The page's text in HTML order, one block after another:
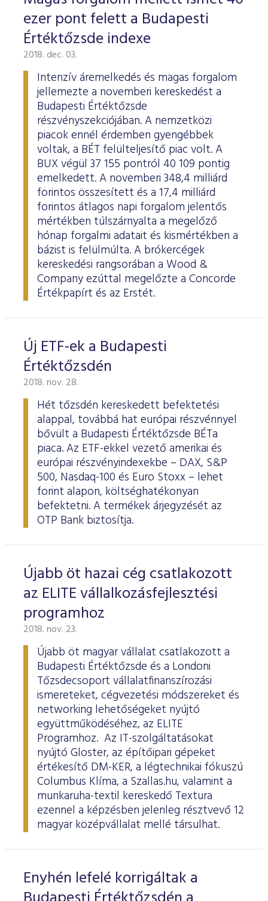
ESG Útmutató
ezer pont felett a Budapesti
Értéktőzsde indexe
2018. dec. 03.
Intenzív áremelkedés és magas forgalom
jellemezte a novemberi kereskedést a
Budapesti Értéktőzsde
részvényszekciójában. A nemzetközi
piacok ennél érdemben gyengébbek
voltak, a BÉT felülteljesítő piac volt. A
BUX végül 37 155 pontról 40 109 pontig
emelkedett. A novemberi 348,4 milliárd
forintos összesített és a 17,4 milliárd
forintos átlagos napi forgalom jelentős
mértékben túlszárnyalta a megelőző
hónap forgalmi adatait és kismértékben a
bázist is felülmúlta. A brókercégek
kereskedési rangsorában a Wood &
Company ezúttal megelőzte a Concorde
Értékpapírt és az Erstét.
Új ETF-ek a Budapesti
Értéktőzsdén
2018. nov. 28.
Hét tőzsdén kereskedett befektetési
alappal, továbbá hat európai részvénnyel
bővült a Budapesti Értéktőzsde BÉTa
piaca. Az ETF-ekkel vezető amerikai és
európai részvényindexekbe – DAX, S&P
500, Nasdaq-100 és Euro Stoxx – lehet
forint alapon, költséghatékonyan
befektetni. A termékek árjegyzését az
OTP Bank biztosítja.
Újabb öt hazai cég csatlakozott
az ELITE vállalkozásfejlesztési
programhoz
2018. nov. 23.
Újabb öt magyar vállalat csatlakozott a
Budapesti Értéktőzsde és a Londoni
Tőzsdecsoport vállalatfinanszírozási
ismereteket, cégvezetési módszereket és
networking lehetőségeket nyújtó
együttműködéséhez, az ELITE
Programhoz. Az IT-szolgáltatásokat
nyújtó Gloster, az építőipari gépeket
értékesítő DM-KER, a légtechnikai fókuszú
Columbus Klíma, a Szallas.hu, valamint a
munkaruha-textil kereskedő Textura
ezennel a képzésben jelenleg résztvevő 12
magyar középvállalat mellé társulhat.
Enyhén lefelé korrigáltak a